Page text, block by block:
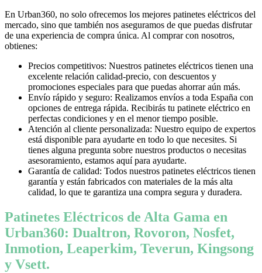
En Urban360, no solo ofrecemos los mejores patinetes eléctricos del
mercado, sino que también nos aseguramos de que puedas disfrutar
de una experiencia de compra única. Al comprar con nosotros,
obtienes:
Precios competitivos: Nuestros patinetes eléctricos tienen una
excelente relación calidad-precio, con descuentos y
promociones especiales para que puedas ahorrar aún más.
Envío rápido y seguro: Realizamos envíos a toda España con
opciones de entrega rápida. Recibirás tu patinete eléctrico en
perfectas condiciones y en el menor tiempo posible.
Atención al cliente personalizada: Nuestro equipo de expertos
está disponible para ayudarte en todo lo que necesites. Si
tienes alguna pregunta sobre nuestros productos o necesitas
asesoramiento, estamos aquí para ayudarte.
Garantía de calidad: Todos nuestros patinetes eléctricos tienen
garantía y están fabricados con materiales de la más alta
calidad, lo que te garantiza una compra segura y duradera.
Patinetes Eléctricos de Alta Gama en
Urban360: Dualtron, Rovoron, Nosfet,
Inmotion, Leaperkim, Teverun, Kingsong
y Vsett.